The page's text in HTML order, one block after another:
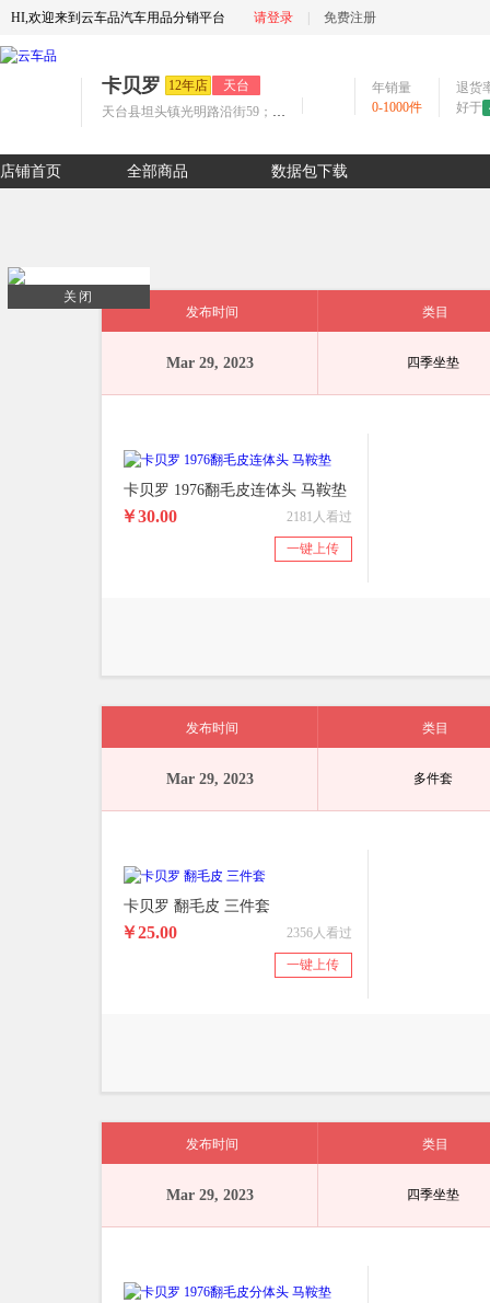
HI,欢迎来到云车品汽车用品分销平台 请登录 免费注册
卡贝罗 12年店
天台
天台县坦头镇光明路沿街59；联系方式18958531228
年销量
0-1000件
退货
好于
店铺首页 全部商品 数据包下载
发布时间 类目
Mar 29, 2023 四季坐垫
卡贝罗 1976翻毛皮连体头 马鞍垫
￥30.00 2181人看过
一键上传
发布时间 类目
Mar 29, 2023 多件套
卡贝罗 翻毛皮 三件套
￥25.00 2356人看过
一键上传
发布时间 类目
Mar 29, 2023 四季坐垫
关闭